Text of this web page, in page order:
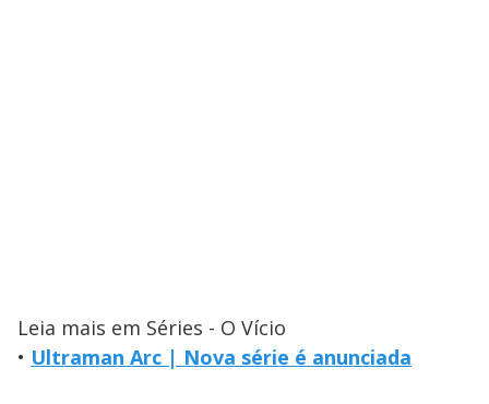
Leia mais em Séries - O Vício
• Ultraman Arc | Nova série é anunciada